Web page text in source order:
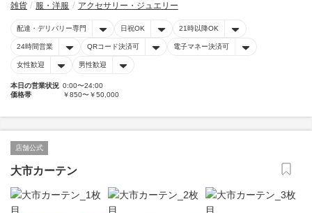
雑貨 服・洋服 アクセサリー・ジュエリー
配達・デリバリー専門 日祝OK 21時以降OK
24時間営業 QRコード決済可 電子マネー決済可
女性歓迎 男性歓迎
本日の営業状況 0:00〜24:00
価格帯
￥850〜￥50,000
店舗公式
大市カーテン